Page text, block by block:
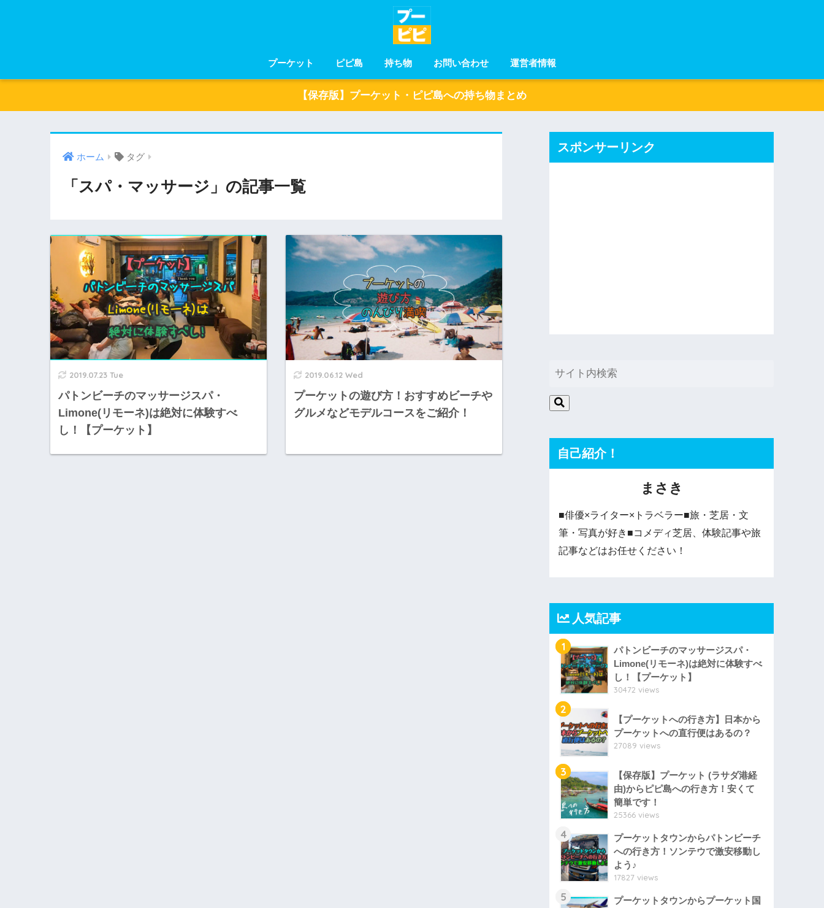
プーケット ピピ島 持ち物 お問い合わせ 運営者情報
【保存版】プーケット・ピピ島への持ち物まとめ
ホーム タグ
「スパ・マッサージ」の記事一覧
2019.07.23 Tue
パトンビーチのマッサージスパ・
Limone(リモーネ)は絶対に体験すべ
し！【プーケット】
2019.06.12 Wed
プーケットの遊び方！おすすめビーチや
グルメなどモデルコースをご紹介！
スポンサーリンク
自己紹介！
まさき
■俳優×ライター×トラベラー■旅・芝居・文
筆・写真が好き■コメディ芝居、体験記事や旅
記事などはお任せください！
人気記事
1
パトンビーチのマッサージスパ・
Limone(リモーネ)は絶対に体験すべ
し！【プーケット】
30472 views
2
【プーケットへの行き方】日本から
プーケットへの直行便はあるの？
27089 views
3
【保存版】プーケット (ラサダ港経
由)からピピ島への行き方！安くて
簡単です！
25366 views
4
プーケットタウンからパトンビーチ
への行き方！ソンテウで激安移動し
よう♪
17827 views
5
プーケットタウンからプーケット国